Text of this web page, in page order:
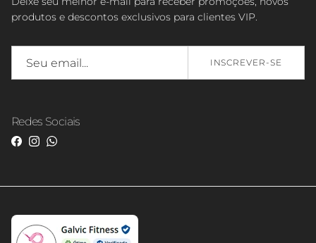
produtos e descontos exclusivos para clientes VIP.
INSCREVER-SE
Redes Sociais
Facebook
Instagram
WhatsApp